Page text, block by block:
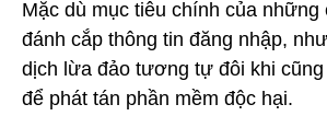
Mặc dù mục tiêu chính của những
đánh cắp thông tin đăng nhập,
dịch lừa đảo tương tự đôi khi
để phát tán phần mềm độc hại.